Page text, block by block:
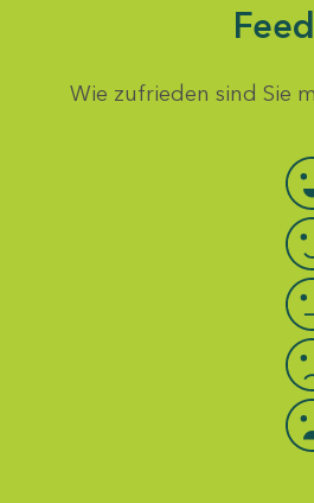
Wie zufrieden sind Sie